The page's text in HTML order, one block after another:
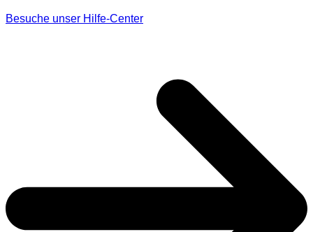
Besuche unser Hilfe-Center